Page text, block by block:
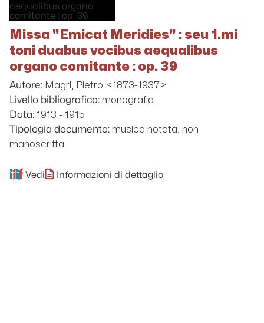
Missa "Emicat Meridies" : seu 1.mi
toni duabus vocibus aequalibus
organo comitante : op. 39
Autore: Magri, Pietro <1873-1937>
Livello bibliografico: monografia
Data: 1913 - 1915
Tipologia documento: musica notata, non
manoscritta
Vedi Informazioni di dettaglio